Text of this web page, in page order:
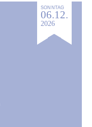
SONNTAG
06.12.
2026